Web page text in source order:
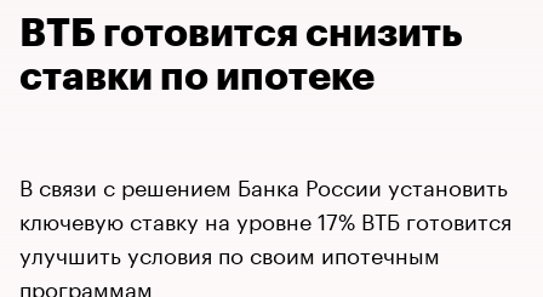
ВТБ готовится снизить
ставки по ипотеке
В связи с решением Банка России установить
ключевую ставку на уровне 17% ВТБ готовится
улучшить условия по своим ипотечным
программам